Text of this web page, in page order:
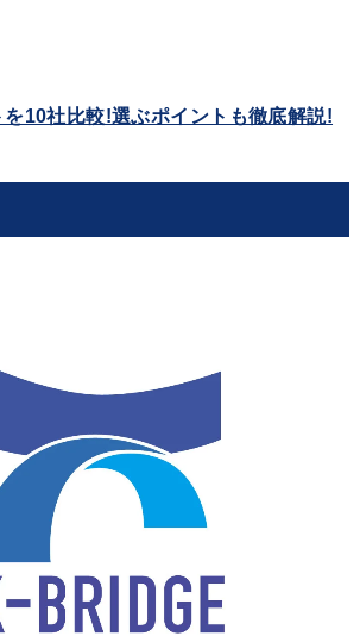
10社比較!選ぶポイントも徹底解説!